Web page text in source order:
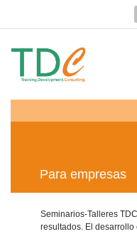
Para empresas
Seminarios-Talleres
resultados. El